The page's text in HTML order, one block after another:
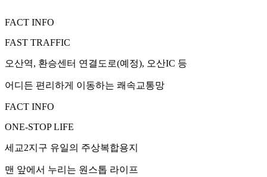
FACT INFO
FAST TRAFFIC
오산역, 환승센터 연결도로(예정), 오산IC 등
어디든 편리하게 이동하는 쾌속교통망
FACT INFO
ONE-STOP LIFE
세교2지구 유일의 주상복합용지
맨 앞에서 누리는 원스톱 라이프